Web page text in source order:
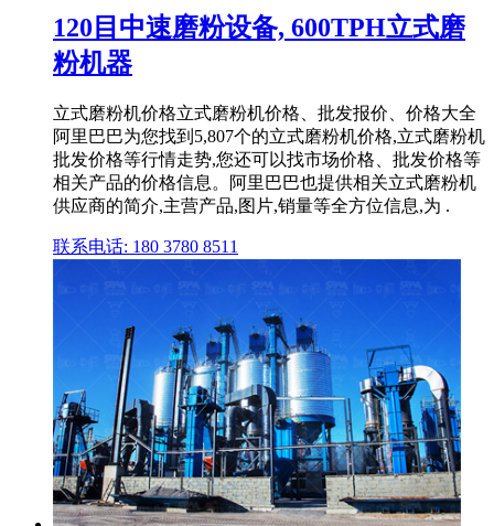
120目中速磨粉设备, 600TPH立式磨
粉机器
立式磨粉机价格立式磨粉机价格、批发报价、价格大全
阿里巴巴为您找到5,807个的立式磨粉机价格,立式磨粉机
批发价格等行情走势,您还可以找市场价格、批发价格等
相关产品的价格信息。阿里巴巴也提供相关立式磨粉机
供应商的简介,主营产品,图片,销量等全方位信息,为 .
联系电话: 180 3780 8511